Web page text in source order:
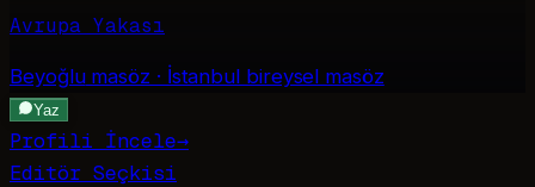
Avrupa Yakası
Beyoğlumasöz · İstanbul bireysel masöz
Yaz
Profili İncele→
Editör Seçkisi